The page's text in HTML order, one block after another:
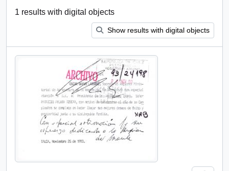
1 results with digital objects
Show results with digital objects